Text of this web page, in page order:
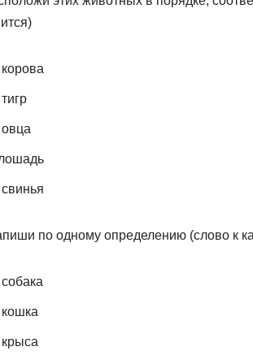
овца
лошадь
по одному определению (слово к
кошка
крыса